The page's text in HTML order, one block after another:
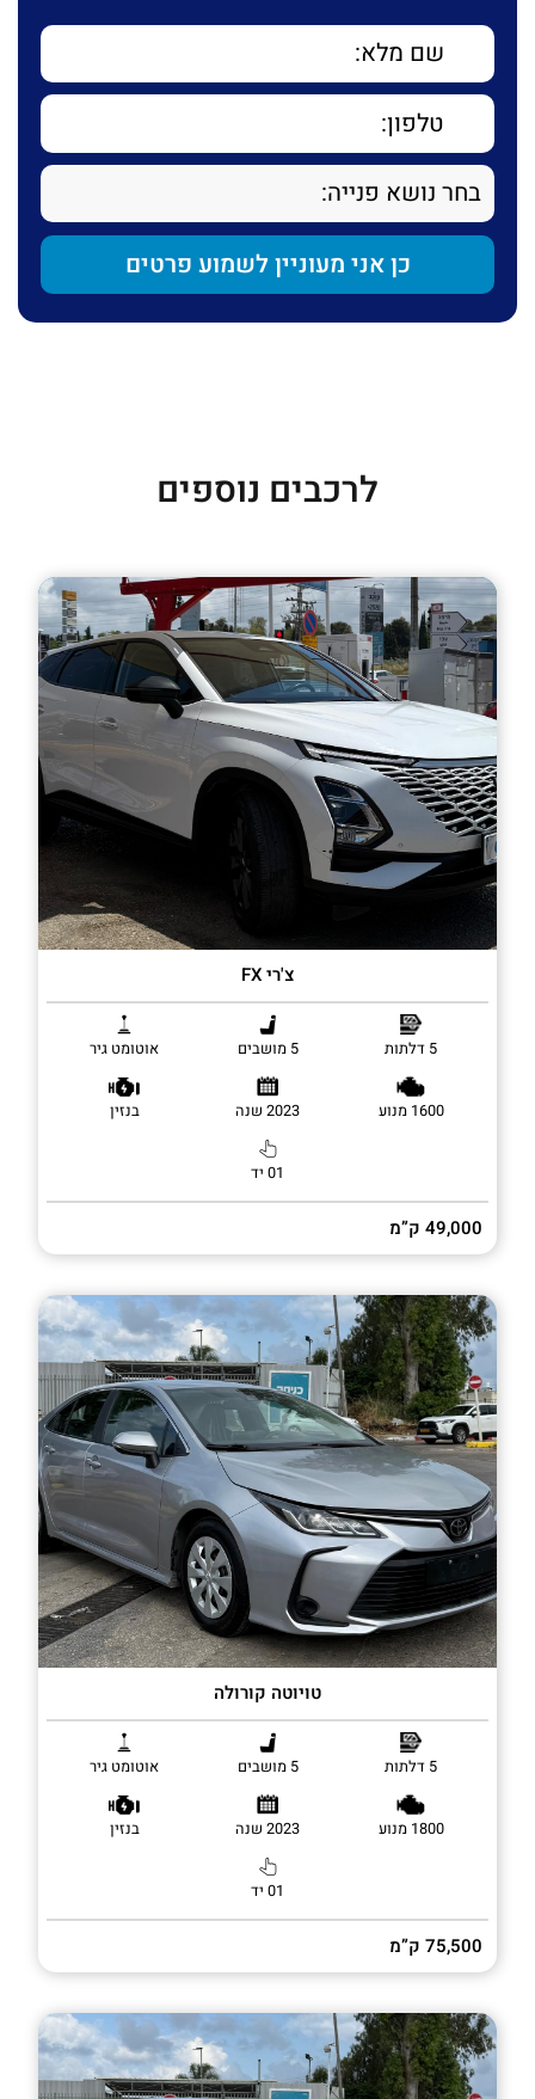
לרכבים נוספים
צ'רי FX
5 דלתות 5 מושבים אוטומט גיר
1600 מנוע 2023 שנה בנזין
01 יד
49,000 ק”מ
טויוטה קורולה
5 דלתות 5 מושבים אוטומט גיר
1800 מנוע 2023 שנה בנזין
01 יד
75,500 ק”מ